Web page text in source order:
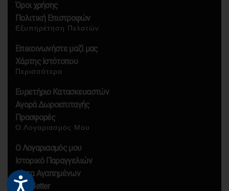
Όροι χρήσης
Πολιτική Επιστροφών
Εξυπηρέτηση Πελατών
Επικοινωνήστε μαζί μας
Χάρτης Ιστότοπου
Περισσότερα
Ευρετήριο Κατασκευαστών
Αγορά Δωροεπιταγής
Προσφορές
Ο Λογαριασμός Μου
Ο Λογαριασμός μου
Ιστορικό Παραγγελιών
Λίστα Αγαπημένων
Newsletter